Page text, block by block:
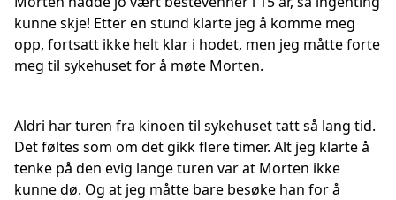
kunne skje! Etter en stund klarte jeg å komme meg
opp, fortsatt ikke helt klar i hodet, men jeg måtte forte
meg til sykehuset for å møte Morten.
Aldri har turen fra kinoen til sykehuset tatt så lang tid.
Det føltes som om det gikk flere timer. Alt jeg klarte å
tenke på den evig lange turen var at Morten ikke
kunne dø. Og at jeg måtte bare besøke han for å